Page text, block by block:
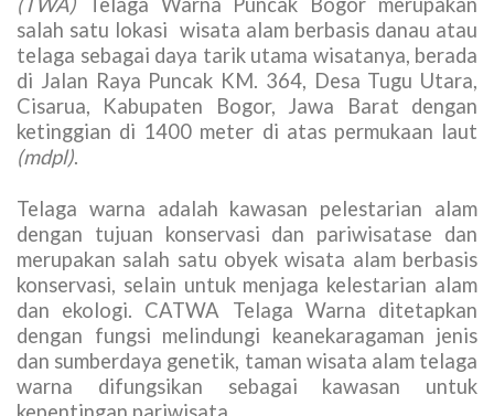
Image 10: Telaga Warna
Trekking di Puncak Bogor– Taman Wisata Alam
(TWA)Telaga Warna Puncak Bogor merupakan
salah satu lokasi wisata alam berbasis danau atau
telaga sebagai daya tarik utama wisatanya, berada